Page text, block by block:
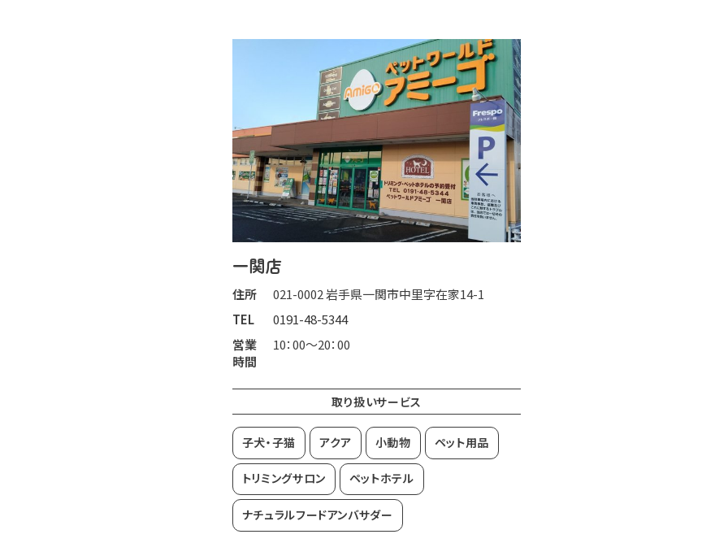
一関店
住所
021-0002 岩手県一関市中里字在家14-1
TEL
0191-48-5344
営業
時間
10：00～20：00
取り扱いサービス
子犬・子猫 アクア 小動物 ペット用品
トリミングサロン ペットホテル
ナチュラルフードアンバサダー